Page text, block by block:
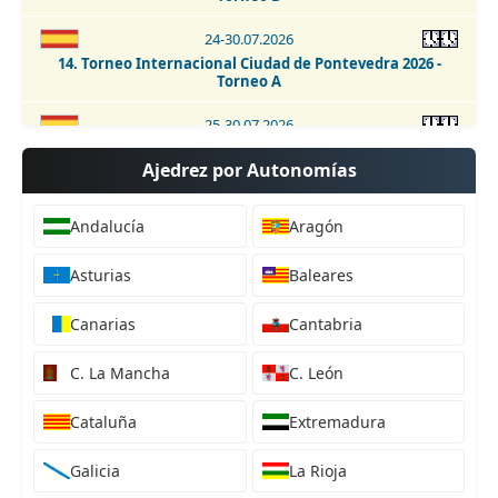
24-30.07.2026
14. Torneo Internacional Ciudad de Pontevedra 2026 -
Torneo A
25-30.07.2026
Campeonato de España sub-16 2026
18-26.07.2026
42. Open Internacional de Andorra 2026
10. Torneo Sub 2400 Club Ajedrez V Centenario 2026
24-26.07.2026
I Festival de Ajedrez en Candanchú 2026
25.07.2026
32. Torneo Relámpago Ciudad de Ávila 2026
Ajedrez por Autonomías
Andalucía Aragón
Asturias Baleares
Canarias Cantabria
C. La Mancha C. León
Cataluña Extremadura
Galicia La Rioja